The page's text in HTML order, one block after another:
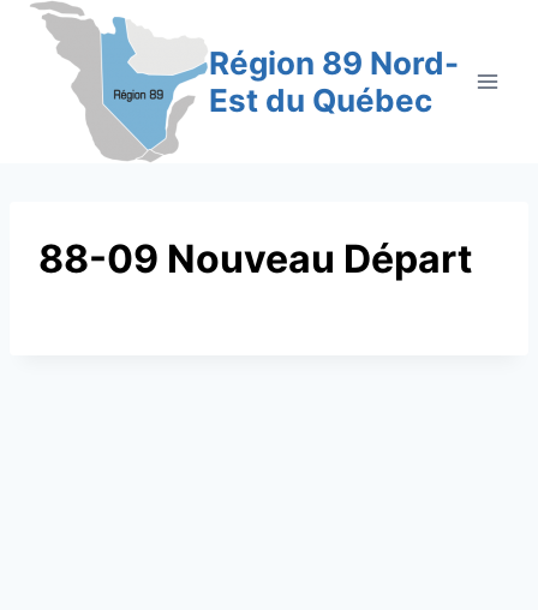
Aller
contenu
Région 89 Nord-
Est du Québec
88-09 Nouveau Départ